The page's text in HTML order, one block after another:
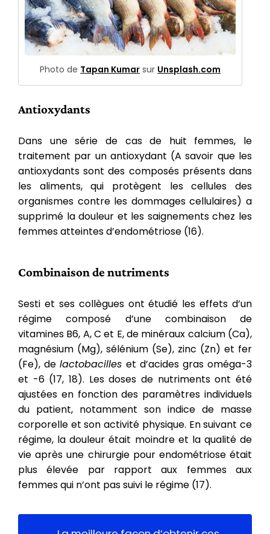
Photo de Tapan Kumar sur Unsplash.com
Antioxydants
Dans une série de cas de huit femmes, le
traitement par un antioxydant (A savoir que les
antioxydants sont des composés présents dans
les aliments, qui protègent les cellules des
organismes contre les dommages cellulaires) a
supprimé la douleur et les saignements chez les
femmes atteintes d’endométriose (16).
Combinaison de nutriments
Sesti et ses collègues ont étudié les effets d’un
régime composé d’une combinaison de
vitamines B6, A, C et E, de minéraux calcium (Ca),
magnésium (Mg), sélénium (Se), zinc (Zn) et fer
(Fe), delactobacilles et d’acides gras oméga-3
et -6 (17, 18). Les doses de nutriments ont été
ajustées en fonction des paramètres individuels
du patient, notamment son indice de masse
corporelle et son activité physique. En suivant ce
régime, la douleur était moindre et la qualité de
vie après une chirurgie pour endométriose était
plus élevée par rapport aux femmes aux
femmes qui n’ont pas suivi le régime (17).